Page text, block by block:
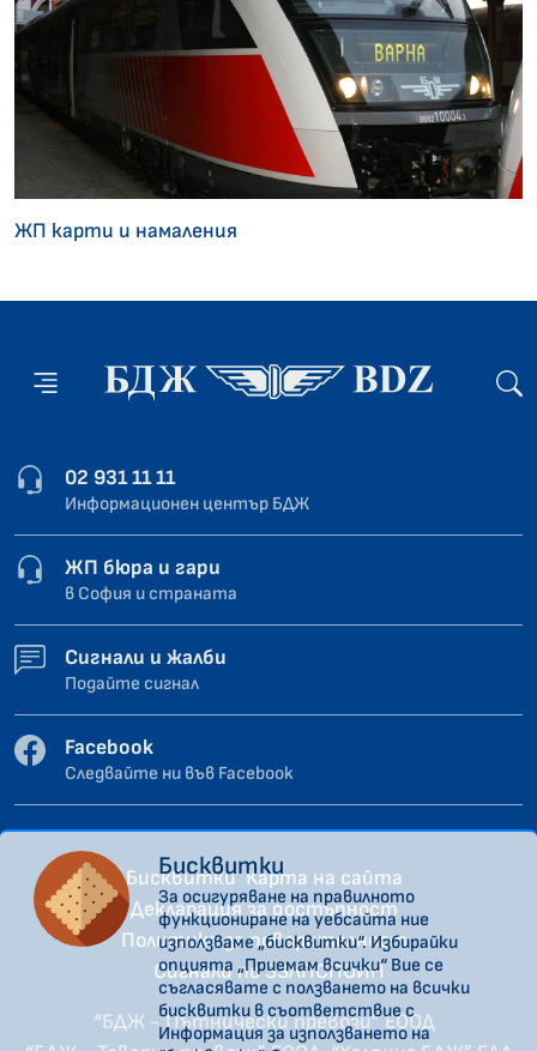
ЖП карти и намаления
02 931 11 11
Информационен център БДЖ
ЖП бюра и гари
в София и страната
Сигнали и жалби
Подайте сигнал
Facebook
Следвайте ни във Facebook
Бисквитки Карта на сайта
Декларация за достъпност
Политика за поверителност
Сигнали по ЗЗЛПСПОИН
“БДЖ - Пътнически превози” ЕООД
Бисквитки
За осигуряване на правилното
функциониране на уебсайта ние
използваме „бисквитки“. Избирайки
опцията „Приемам всички“ Вие се
съгласявате с ползването на всички
бисквитки в съответствие с
Информация за използването на